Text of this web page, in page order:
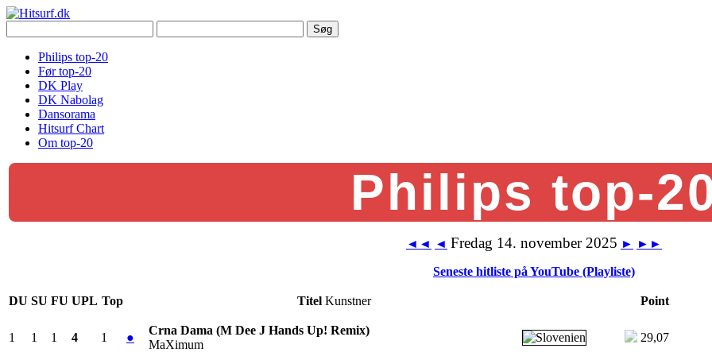
Philips top-20
Før top-20
DK Play
DK Nabolag
Dansorama
Hitsurf Chart
Om top-20
Philips top-
◄◄ ◄ Fredag 14. november 2025 ► ►►
Seneste hitliste på YouTube (Playliste)
DU SU FU UPL Top Titel Kunstner Point
1 1 1 4 1 ●
Crna Dama (M Dee J Hands Up! Remix)
MaXimum
29,07